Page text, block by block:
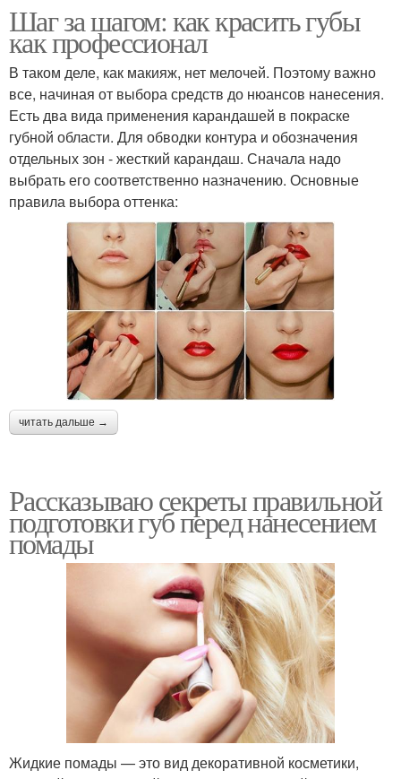
Шаг за шагом: как красить губы
как профессионал
В таком деле, как макияж, нет мелочей. Поэтому важно
все, начиная от выбора средств до нюансов нанесения.
Есть два вида применения карандашей в покраске
губной области. Для обводки контура и обозначения
отдельных зон - жесткий карандаш. Сначала надо
выбрать его соответственно назначению. Основные
правила выбора оттенка:
читать дальше →
Рассказываю секреты правильной
подготовки губ перед нанесением
помады
Жидкие помады — это вид декоративной косметики,